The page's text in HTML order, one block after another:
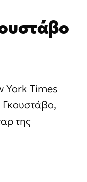
York Times
της